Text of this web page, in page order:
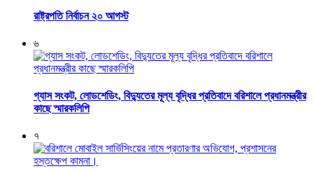
রাষ্ট্রপতি নির্বাচন ২০ আগস্ট
৬
গ্যাস সংকট, লোডশেডিং, বিদ্যুতের মূল্য বৃদ্ধির প্রতিবাদে বরিশালে প্রধানমন্ত্রীর
কাছে স্মারকলিপি
৭